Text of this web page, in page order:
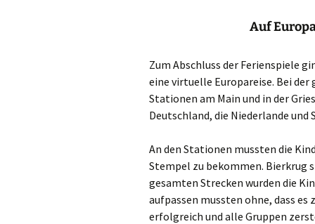
Lesung &
Links
Oekum.
PGR-Wahl 2019
Auf
Zum Abschluss der Ferienspiele
eine virtuelle Europareise. Bei
Stationen am Main und in der
Deutschland, die Niederlande und
An den Stationen mussten die
Stempel zu bekommen. Bierkrug
gesamten Strecken wurden die
aufpassen mussten ohne, dass
erfolgreich und alle Gruppen